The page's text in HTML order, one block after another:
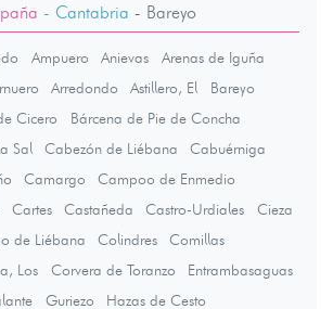
- Cantabria - Bareyo
Ampuero Anievas
Arenas de Iguña
Arredondo Astillero, El
Bareyo
Cicero
Bárcena de Pie de Concha
Sal
Cabezón de Liébana
Cabuérniga
Camargo
Campoo de Enmedio
Cartes Castañeda Castro-Urdiales
Cieza
de Liébana
Colindres
Comillas
Los
Corvera de Toranzo
Entrambasaguas
Guriezo
Hazas de Cesto